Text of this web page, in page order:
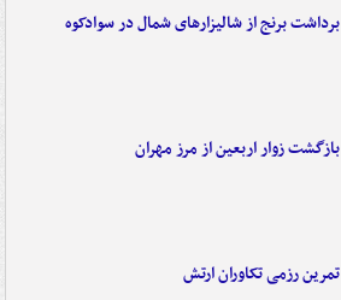
برداشت برنج از شالیزارهای شمال در سوادکوه
بازگشت زوار اربعین از مرز مهران
تمرین رزمی تکاوران ارتش